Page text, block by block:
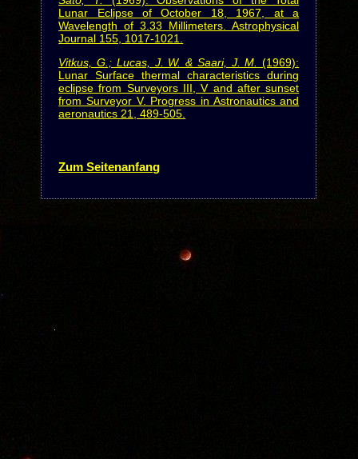
Lunar Eclipse of October 18, 1967, at a
Wavelength of 3.33 Millimeters. Astrophysical
Journal 155, 1017-1021.
Vitkus, G.; Lucas, J. W. & Saari, J. M.
(1969):
Lunar Surface thermal characteristics during
eclipse from Surveyors III, V and after sunset
from Surveyor V. Progress in Astronautics and
aeronautics 21, 489-505.
Zum Seitenanfang